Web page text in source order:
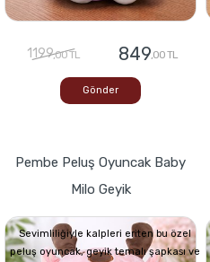
1199,00 TL 849,00 TL
Gönder
Pembe Peluş Oyuncak Baby
Milo Geyik
Sevimliliğiyle kalpleri eriten bu özel
peluş oyuncak, geyik temalı şapkası ve